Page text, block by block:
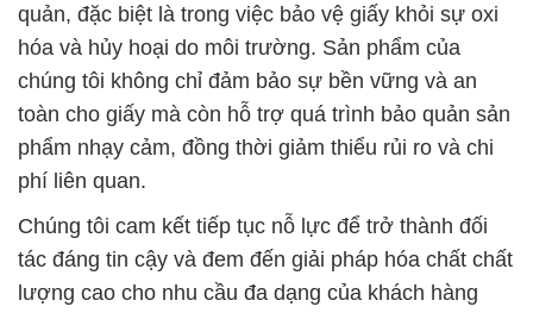
quản, đặc biệt là trong việc bảo vệ giấy khỏi sự oxi
hóa và hủy hoại do môi trường. Sản phẩm của
chúng tôi không chỉ đảm bảo sự bền vững và an
toàn cho giấy mà còn hỗ trợ quá trình bảo quản sản
phẩm nhạy cảm, đồng thời giảm thiểu rủi ro và chi
phí liên quan.
Chúng tôi cam kết tiếp tục nỗ lực để trở thành đối
tác đáng tin cậy và đem đến giải pháp hóa chất chất
lượng cao cho nhu cầu đa dạng của khách hàng